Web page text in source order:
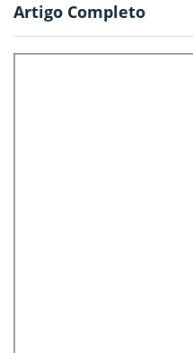
Artigo Completo